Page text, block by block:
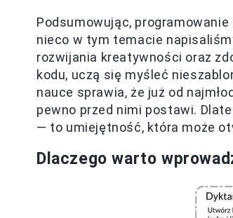
Podsumowując,
nieco w tym temacie
rozwijania kreatywności oraz
kodu, uczą się myśleć
nauce sprawia, że już od
pewno przed nimi postawi.
— to umiejętność, która może
Dlaczego warto